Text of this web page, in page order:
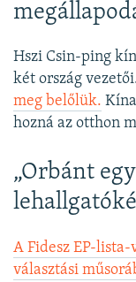
Hszi Csin-ping
két ország
meg belőlük.
hozná az otthon
„Orbánt
A Fidesz EP-
választási